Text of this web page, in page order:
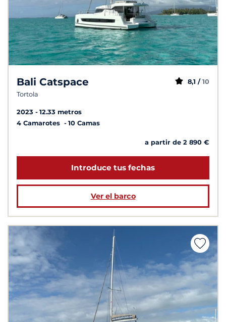
Bali Catspace
Tortola
8,1 / 10
2023
12.33 metros
4 Camarotes
10 Camas
a partir de 2 890 €
Introduce tus fechas
Ver el barco